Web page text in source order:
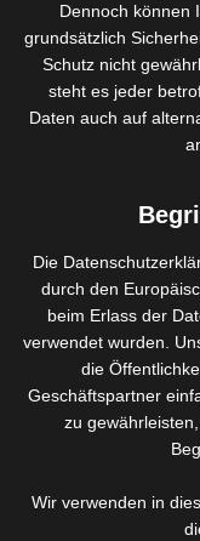
Schmerzlinderung
Behandlung von
Förderung der
Abbau von
Reduktion von
Glättung der
verbessert das
Galvanic
fördert die
Dennoch können
grundsätzlich
Schutz nicht
steht es jeder
Daten auch auf
Die
durch den
beim Erlass der
verwendet wurden.
die
Geschäftspartner
zu
Wir verwenden in